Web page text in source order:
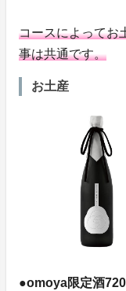
コースによってお
事は共通です。
お土産
●omoya限定酒